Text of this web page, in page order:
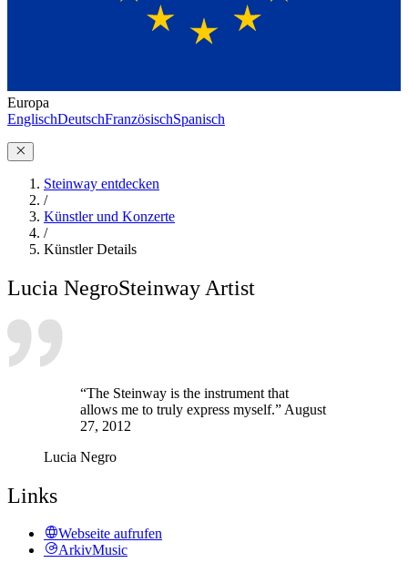
Europa
EnglischDeutschFranzösischSpanisch
Steinway entdecken
/
Künstler und Konzerte
/
Künstler Details
Lucia NegroSteinway Artist
“The Steinway is the instrument that
allows me to truly express myself.” August
27, 2012
Lucia Negro
Links
Webseite aufrufen
ArkivMusic